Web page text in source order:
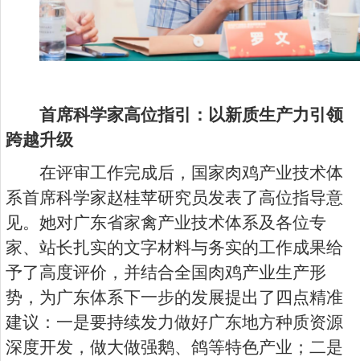
首席科学家高位指引：以新质生产力引领
跨越升级
在评审工作完成后，国家肉鸡产业技术体
系首席科学家赵桂苹研究员发表了高位指导意
见。她对广东省家禽产业技术体系及各位专
家、站长扎实的文字材料与务实的工作成果给
予了高度评价，并结合全国肉鸡产业生产形
势，为广东体系下一步的发展提出了四点精准
建议：一是要持续发力做好广东地方种质资源
深度开发，做大做强鹅、鸽等特色产业；二是